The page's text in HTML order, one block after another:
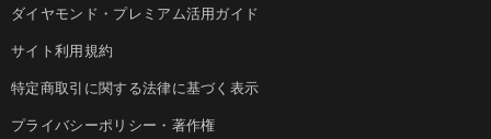
ダイヤモンド・プレミアム活用ガイド
サイト利用規約
特定商取引に関する法律に基づく表示
プライバシーポリシー・著作権